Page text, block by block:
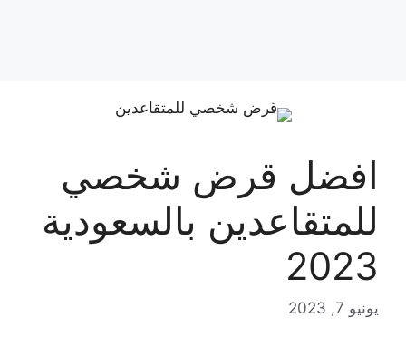
افضل قرض شخصي
للمتقاعدين بالسعودية
2023
يونيو 7, 2023